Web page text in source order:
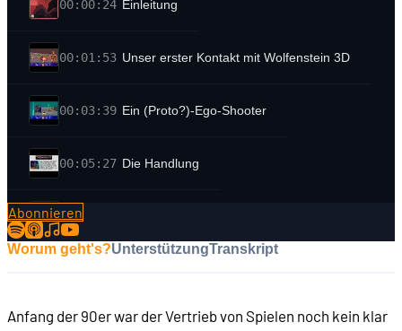
00:00:24 Einleitung
00:01:53 Unser erster Kontakt mit Wolfenstein 3D
00:03:39 Ein (Proto?)-Ego-Shooter
00:05:27 Die Handlung
00:07:54
00:10:52 Die Steuerung
Abonnieren
Worum geht's?UnterstützungTranskript
Anfang der 90er war der Vertrieb von Spielen noch kein klar